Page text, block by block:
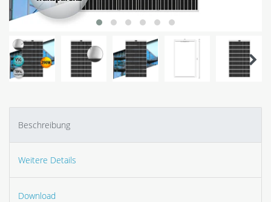
Beschreibung
Weitere Details
Download